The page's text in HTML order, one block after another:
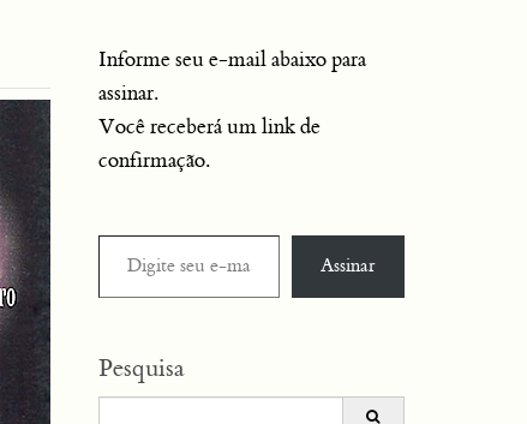
Informe seu e-mail abaixo para
assinar.
Você receberá um link de
confirmação.
Digite seu e-mail…
Assinar
Pesquisa